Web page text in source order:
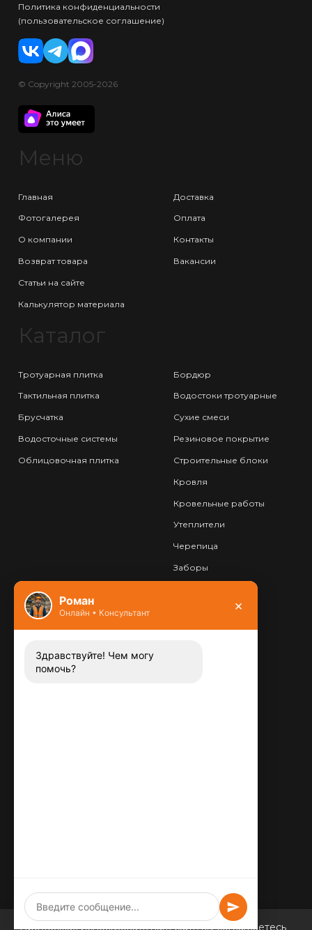
Политика конфиденциальности
(пользовательское соглашение)
© Copyright 2005-2026
Меню
Главная
Фотогалерея
О компании
Возврат товара
Статьи на сайте
Калькулятор материала
Доставка
Оплата
Контакты
Вакансии
Каталог
Тротуарная плитка
Тактильная плитка
Брусчатка
Водосточные системы
Облицовочная плитка
Бордюр
Водостоки тротуарные
Сухие смеси
Резиновое покрытие
Строительные блоки
Кровля
Кровельные работы
Утеплители
Черепица
Заборы
Контакты
Заказать звонок
Продолжая использовать наш сайт, вы соглашаетесь
Роман
Онлайн • Консультант ×
Здравствуйте! Чем могу
помочь?